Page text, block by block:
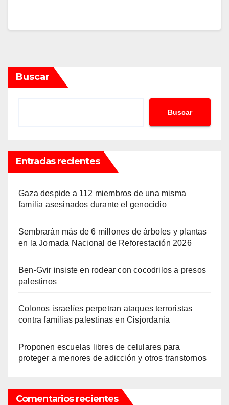
Buscar
Buscar
Entradas recientes
Gaza despide a 112 miembros de una misma
familia asesinados durante el genocidio
Sembrarán más de 6 millones de árboles y plantas
en la Jornada Nacional de Reforestación 2026
Ben-Gvir insiste en rodear con cocodrilos a presos
palestinos
Colonos israelíes perpetran ataques terroristas
contra familias palestinas en Cisjordania
Proponen escuelas libres de celulares para
proteger a menores de adicción y otros transtornos
Comentarios recientes